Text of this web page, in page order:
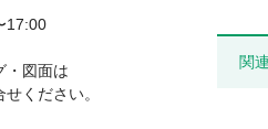
関
17:00
・図面は
ください。